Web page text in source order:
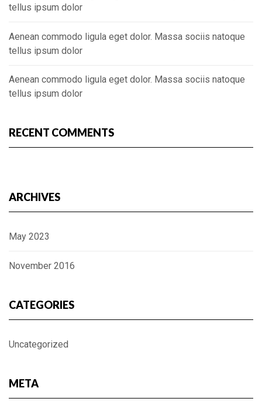
tellus ipsum dolor
Aenean commodo ligula eget dolor. Massa sociis natoque
tellus ipsum dolor
Aenean commodo ligula eget dolor. Massa sociis natoque
tellus ipsum dolor
RECENT COMMENTS
ARCHIVES
May 2023
November 2016
CATEGORIES
Uncategorized
META